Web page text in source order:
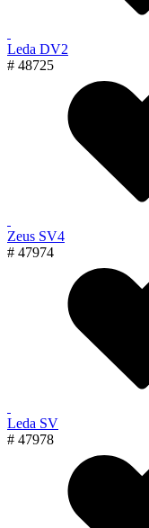
Leda DV2
# 48725
Zeus SV4
# 47974
Leda SV
# 47978